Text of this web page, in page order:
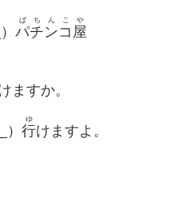
パチンコ
ぱちんこ
屋
や
ますか。
）行
ゆ
けますよ。